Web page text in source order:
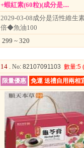
+蝦紅素(60粒)(成分是....
2029-03-08成分是活性維生
倍◆魚油100
299 ~ 320
14 . No: 82107091103 數量:5
限量優惠 免運 送禮自用兩相